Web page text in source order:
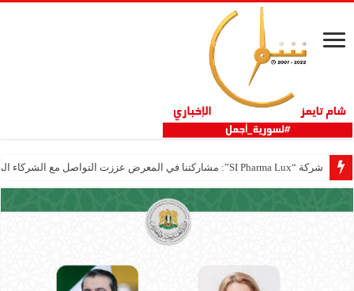
شركة “SI Pharma Lux”: مشاركتنا في المعرض عززت التواصل مع الشركاء المحليين والدوليين